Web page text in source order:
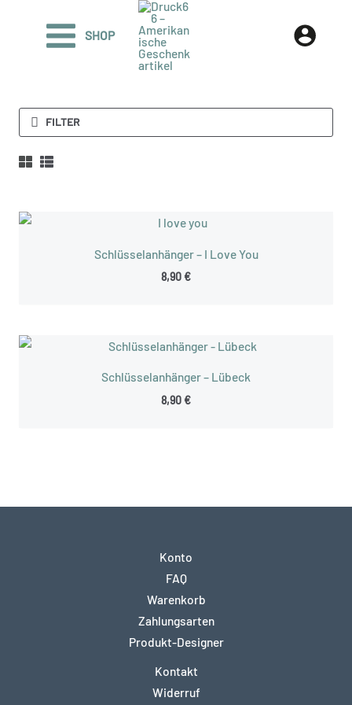
SHOP
FILTER
Schlüsselanhänger – I Love You
8,90 €
Schlüsselanhänger – Lübeck
8,90 €
Konto
FAQ
Warenkorb
Zahlungsarten
Produkt-Designer
Kontakt
Widerruf